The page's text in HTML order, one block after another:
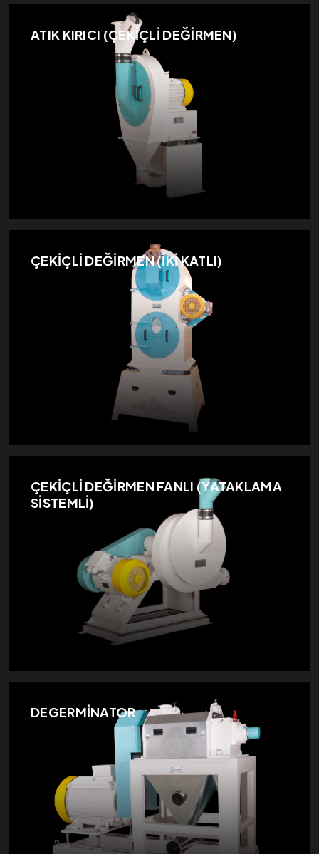
ATIK KIRICI (ÇEKİÇLİ DEĞİRMEN)
ÇEKİÇLİ DEĞİRMEN (İKİ KATLI)
ÇEKİÇLİ DEĞİRMEN FANLI (YATAKLAMA
SİSTEMLİ)
DEGERMİNATOR